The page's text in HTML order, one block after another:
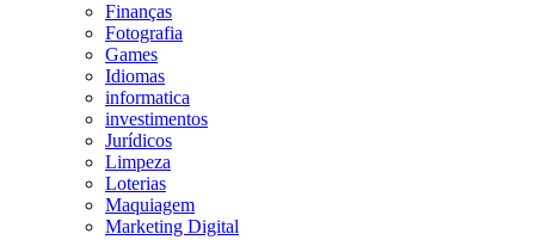
Finanças
Fotografia
Games
Idiomas
informatica
investimentos
Jurídicos
Limpeza
Loterias
Maquiagem
Marketing Digital